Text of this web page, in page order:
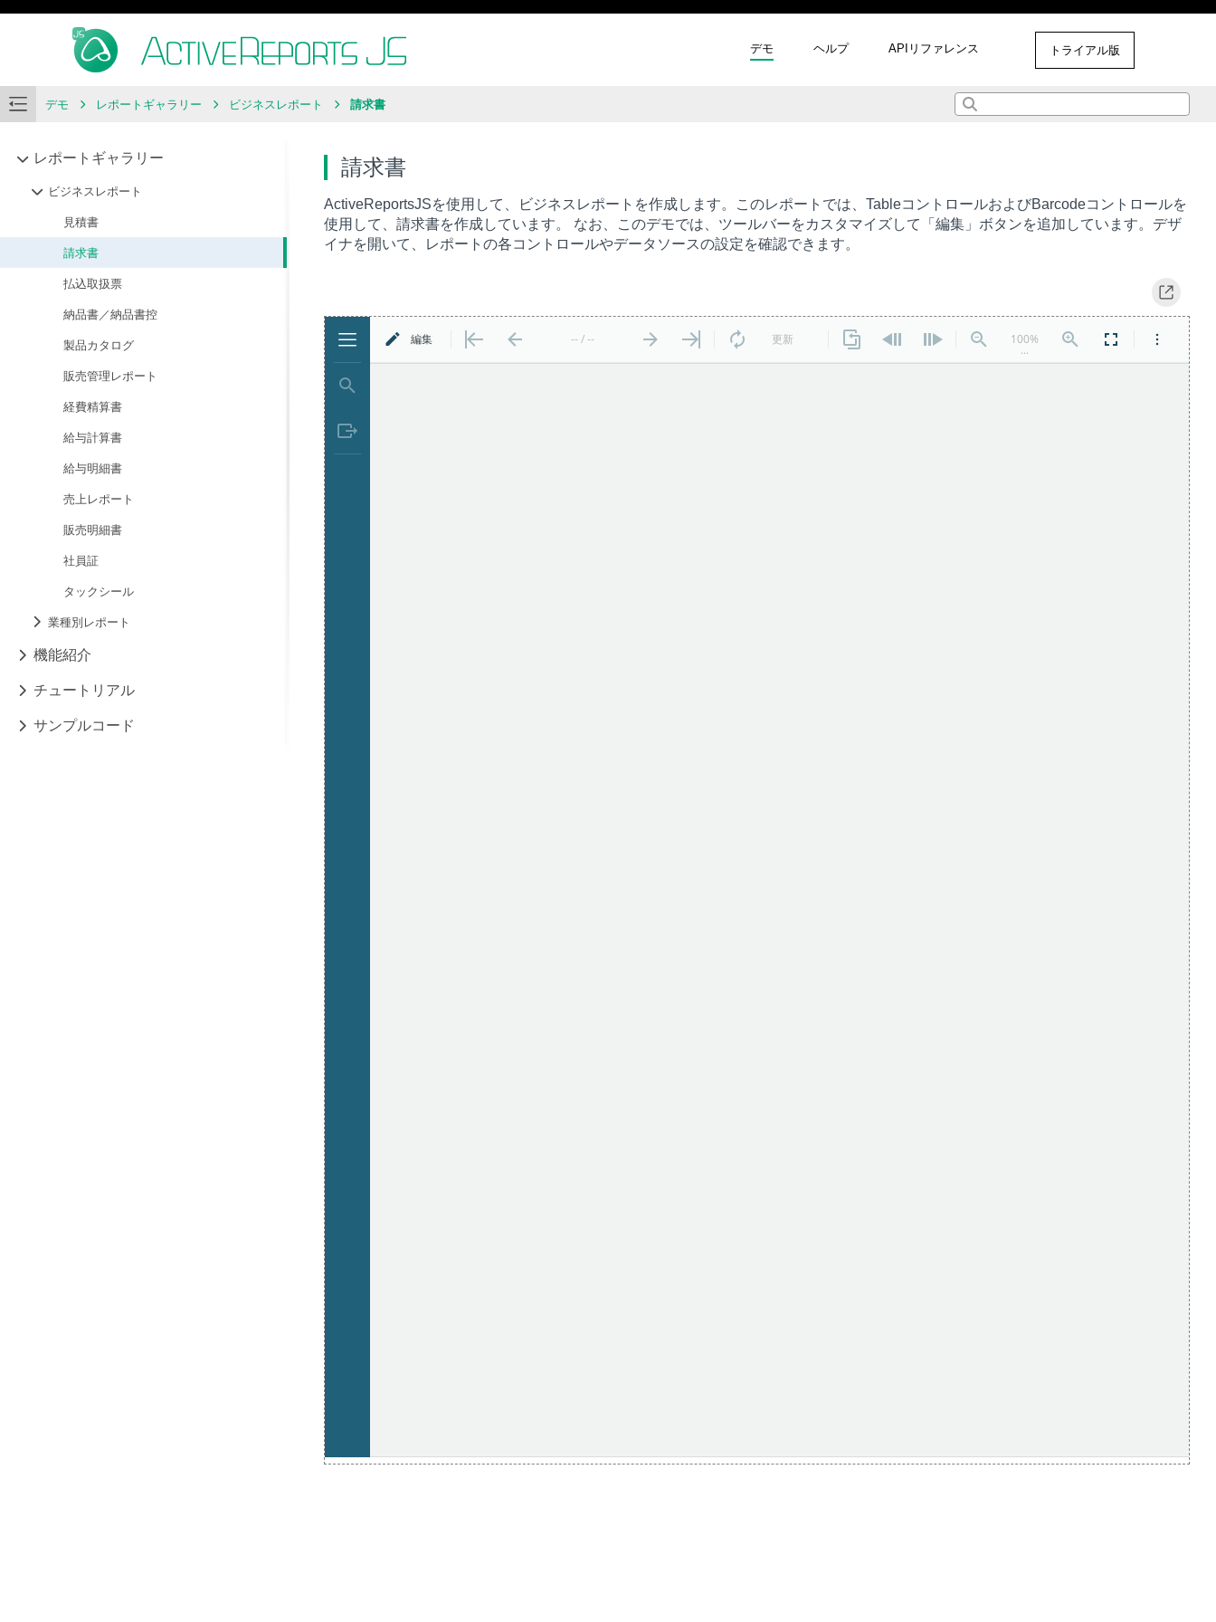
デモ ヘルプ APIリファレンス トライアル版
デモ レポートギャラリー ビジネスレポート 請求書
レポートギャラリー
ビジネスレポート
見積書
請求書
払込取扱票
納品書／納品書控
製品カタログ
販売管理レポート
経費精算書
給与計算書
給与明細書
売上レポート
販売明細書
社員証
タックシール
業種別レポート
機能紹介
チュートリアル
サンプルコード
請求書
ActiveReportsJSを使用して、ビジネスレポートを作成します。このレポートでは、TableコントロールおよびBarcodeコントロールを
使用して、請求書を作成しています。 なお、このデモでは、ツールバーをカスタマイズして「編集」ボタンを追加しています。デザ
イナを開いて、レポートの各コントロールやデータソースの設定を確認できます。